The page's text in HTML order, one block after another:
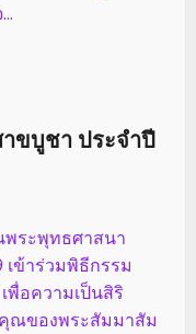
ขบูชา ประจำปี
ระพุทธศาสนา
เข้าร่วมพิธีกรรม
พื่อความเป็นสิริ
ณของพระสัมมาสัม